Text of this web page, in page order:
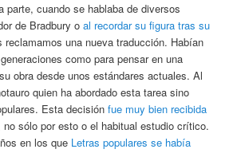
parte, cuando se hablaba de diversos
de Bradbury oal recordar su figura tras su
reclamamos una nueva traducción. Habían
como para pensar en una
obra desde unos estándares actuales. Al
quien ha abordado esta tarea sino
Esta decisiónfue muy bien recibida
no sólo por esto o el habitual estudio crítico.
en los que Letras populares se había